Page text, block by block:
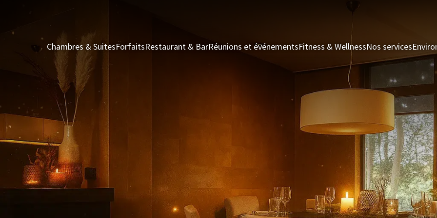
Chambres & SuitesForfaitsRestaurant & BarRéunions et événementsFitness & WellnessNos services